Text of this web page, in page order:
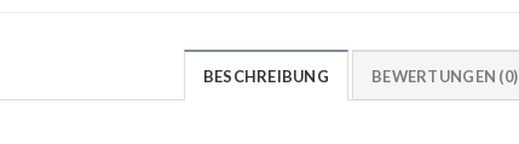
BESCHREIBUNG BEWERTUNGEN (0)